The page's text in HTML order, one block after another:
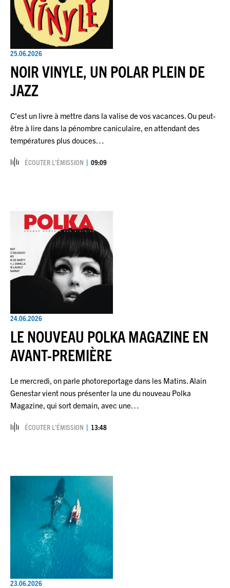
25.06.2026
NOIR VINYLE, UN POLAR PLEIN DE
JAZZ
C'est un livre à mettre dans la valise de vos vacances. Ou peut-
être à lire dans la pénombre caniculaire, en attendant des
températures plus douces…
ÉCOUTER L’ÉMISSION 09:09
24.06.2026
LE NOUVEAU POLKA MAGAZINE EN
AVANT-PREMIÈRE
Le mercredi, on parle photoreportage dans les Matins. Alain
Genestar vient nous présenter la une du nouveau Polka
Magazine, qui sort demain, avec une…
ÉCOUTER L’ÉMISSION 13:48
23.06.2026